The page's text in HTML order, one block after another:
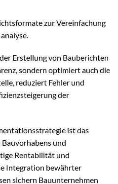
zur Vereinfachung
Erstellung von Bauberichten
sondern optimiert auch die
reduziert Fehler und
der
ist das
und
Rentabilität und
Integration bewährter
sichern Bauunternehmen